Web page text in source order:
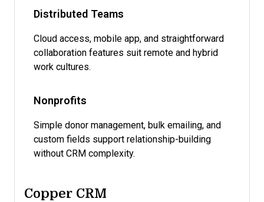
Distributed Teams
Cloud access, mobile app, and straightforward
collaboration features suit remote and hybrid
work cultures.
Nonprofits
Simple donor management, bulk emailing, and
custom fields support relationship-building
without CRM complexity.
Copper CRM